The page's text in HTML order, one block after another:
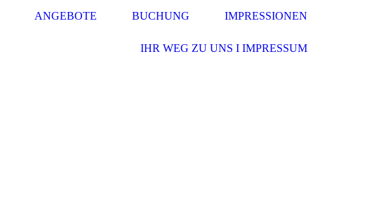
ANGEBOTE BUCHUNG IMPRESSIONEN
IHR WEG ZU UNS I IMPRESSUM